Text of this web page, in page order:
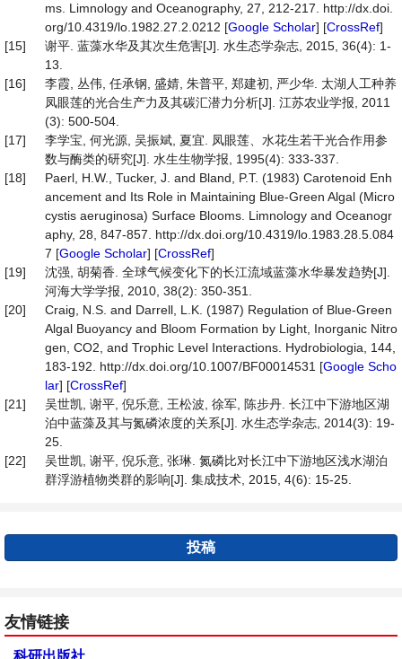
ms. Limnology and Oceanography, 27, 212-217. http://dx.doi.
org/10.4319/lo.1982.27.2.0212 [Google Scholar] [CrossRef]
[15]
谢平. 蓝藻水华及其次生危害[J]. 水生态学杂志, 2015, 36(4): 1-
13.
[16]
李霞, 丛伟, 任承钢, 盛婧, 朱普平, 郑建初, 严少华. 太湖人工种养
凤眼莲的光合生产力及其碳汇潜力分析[J]. 江苏农业学报, 2011
(3): 500-504.
[17]
李学宝, 何光源, 吴振斌, 夏宜. 凤眼莲、水花生若干光合作用参
数与酶类的研究[J]. 水生生物学报, 1995(4): 333-337.
[18]
Paerl, H.W., Tucker, J. and Bland, P.T. (1983) Carotenoid Enh
ancement and Its Role in Maintaining Blue-Green Algal (Micro
cystis aeruginosa) Surface Blooms. Limnology and Oceanogr
aphy, 28, 847-857. http://dx.doi.org/10.4319/lo.1983.28.5.084
7 [Google Scholar] [CrossRef]
[19]
沈强, 胡菊香. 全球气候变化下的长江流域蓝藻水华暴发趋势[J].
河海大学学报, 2010, 38(2): 350-351.
[20]
Craig, N.S. and Darrell, L.K. (1987) Regulation of Blue-Green
Algal Buoyancy and Bloom Formation by Light, Inorganic Nitro
gen, CO2, and Trophic Level Interactions. Hydrobiologia, 144,
183-192. http://dx.doi.org/10.1007/BF00014531 [Google Scho
lar] [CrossRef]
[21]
吴世凯, 谢平, 倪乐意, 王松波, 徐军, 陈步丹. 长江中下游地区湖
泊中蓝藻及其与氮磷浓度的关系[J]. 水生态学杂志, 2014(3): 19-
25.
[22]
吴世凯, 谢平, 倪乐意, 张琳. 氮磷比对长江中下游地区浅水湖泊
群浮游植物类群的影响[J]. 集成技术, 2015, 4(6): 15-25.
投稿
友情链接
科研出版社